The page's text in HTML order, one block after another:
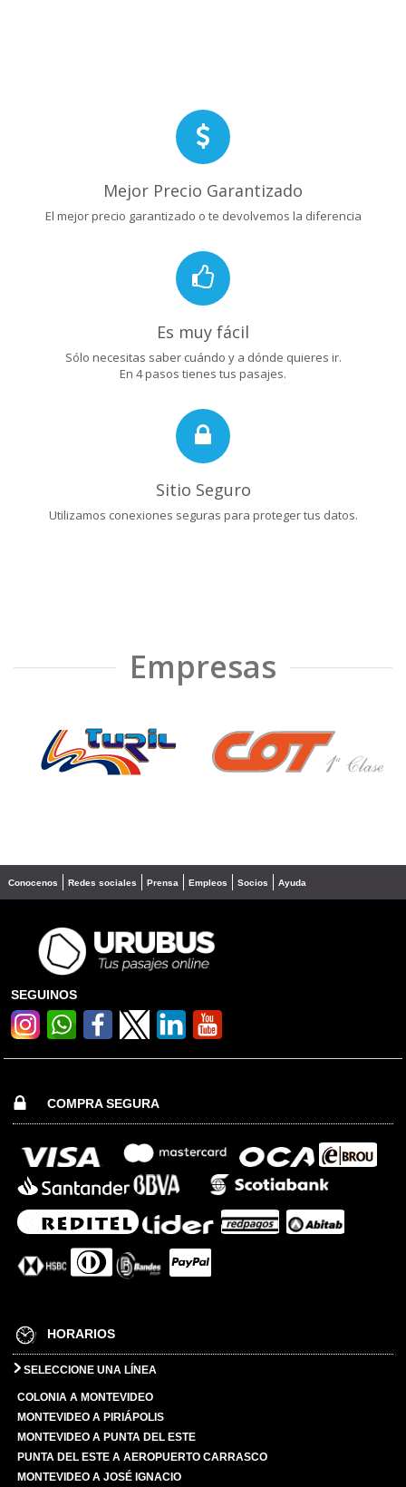
Mejor Precio Garantizado
El mejor precio garantizado o te devolvemos la diferencia
Es muy fácil
Sólo necesitas saber cuándo y a dónde quieres ir.
En 4 pasos tienes tus pasajes.
Sitio Seguro
Utilizamos conexiones seguras para proteger tus datos.
Empresas
❮ ❯
Conocenos Redes sociales Prensa Empleos Socios Ayuda
SEGUINOS
COMPRA SEGURA
HORARIOS
SELECCIONE UNA LÍNEA
COLONIA A MONTEVIDEO
MONTEVIDEO A PIRIÁPOLIS
MONTEVIDEO A PUNTA DEL ESTE
PUNTA DEL ESTE A AEROPUERTO CARRASCO
MONTEVIDEO A JOSÉ IGNACIO